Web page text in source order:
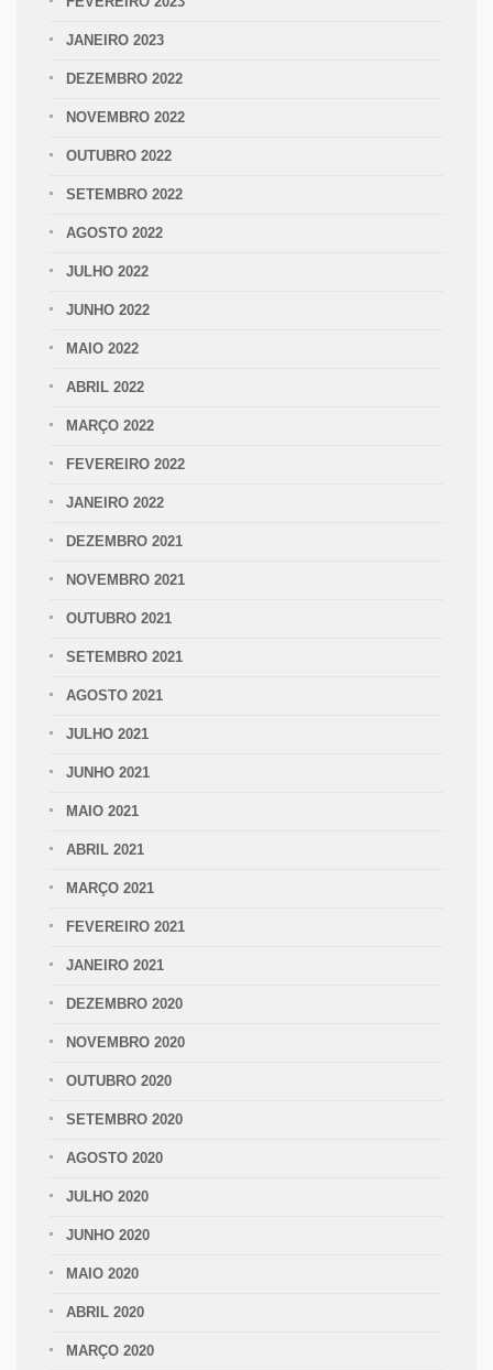
JANEIRO 2023
DEZEMBRO 2022
NOVEMBRO 2022
OUTUBRO 2022
SETEMBRO 2022
AGOSTO 2022
JULHO 2022
JUNHO 2022
MAIO 2022
ABRIL 2022
MARÇO 2022
FEVEREIRO 2022
JANEIRO 2022
DEZEMBRO 2021
NOVEMBRO 2021
OUTUBRO 2021
SETEMBRO 2021
AGOSTO 2021
JULHO 2021
JUNHO 2021
MAIO 2021
ABRIL 2021
MARÇO 2021
FEVEREIRO 2021
JANEIRO 2021
DEZEMBRO 2020
NOVEMBRO 2020
OUTUBRO 2020
SETEMBRO 2020
AGOSTO 2020
JULHO 2020
JUNHO 2020
MAIO 2020
ABRIL 2020
MARÇO 2020